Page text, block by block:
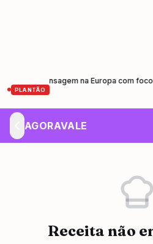
PLANTÃO
na Europa com foco em
AGORAVALE
Receita não